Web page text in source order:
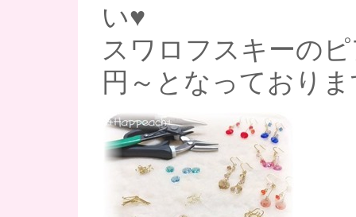
い♥
スワロフスキーの
円～となっており